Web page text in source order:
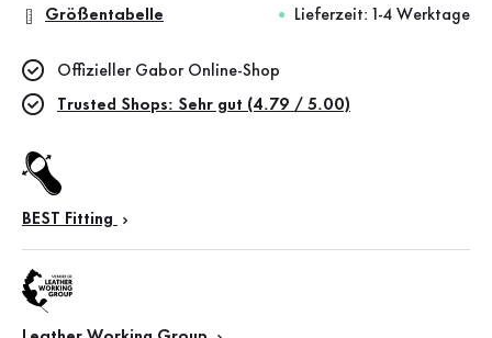
Größentabelle Lieferzeit: 1-4 Werktage
Offizieller Gabor Online-Shop
Trusted Shops: Sehr gut (4.79 / 5.00)
BEST Fitting